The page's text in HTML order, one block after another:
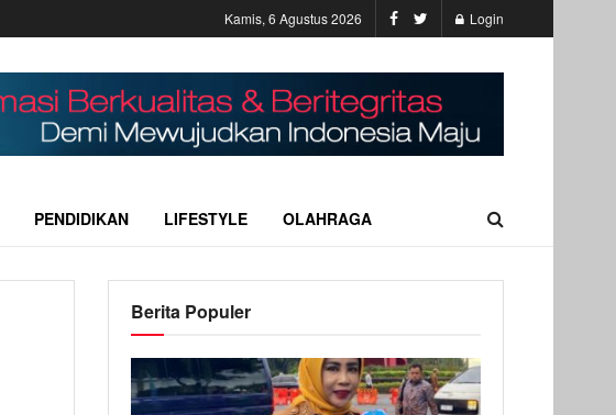
Kamis, 6 Agustus 2026 Login
PENDIDIKAN LIFESTYLE OLAHRAGA
Berita Populer